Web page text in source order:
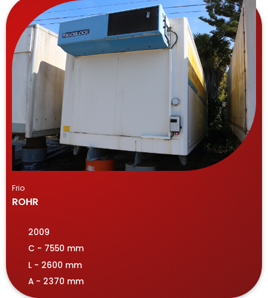
Frio
ROHR
2009
C - 7550 mm
L - 2600 mm
A - 2370 mm